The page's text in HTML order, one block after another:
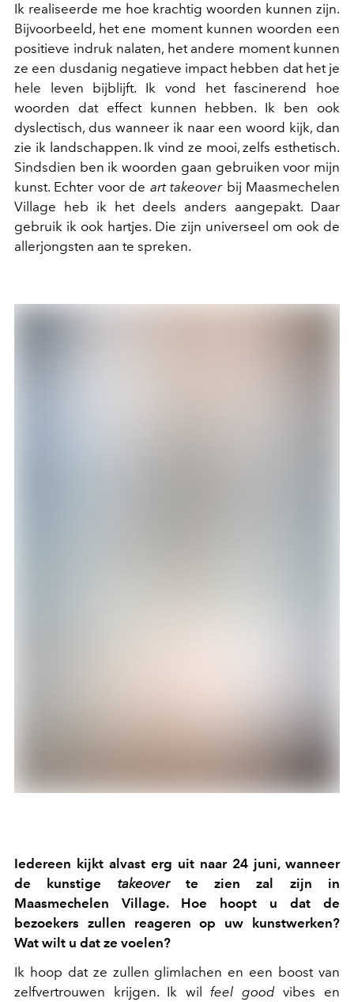
Ik realiseerde me hoe krachtig woorden kunnen zijn.
Bijvoorbeeld, het ene moment kunnen woorden een
positieve indruk nalaten, het andere moment kunnen
ze een dusdanig negatieve impact hebben dat het je
hele leven bijblijft. Ik vond het fascinerend hoe
woorden dat effect kunnen hebben. Ik ben ook
dyslectisch, dus wanneer ik naar een woord kijk, dan
zie ik landschappen. Ik vind ze mooi, zelfs esthetisch.
Sindsdien ben ik woorden gaan gebruiken voor mijn
kunst. Echter voor de art takeoverbij Maasmechelen
Village heb ik het deels anders aangepakt. Daar
gebruik ik ook hartjes. Die zijn universeel om ook de
allerjongsten aan te spreken.
Iedereen kijkt alvast erg uit naar 24 juni, wanneer
de kunstige takeover te zien zal zijn in
Maasmechelen Village. Hoe hoopt u dat de
bezoekers zullen reageren op uw kunstwerken?
Wat wilt u dat ze voelen?
Ik hoop dat ze zullen glimlachen en een boost van
zelfvertrouwen krijgen. Ik wilfeel goodvibes en